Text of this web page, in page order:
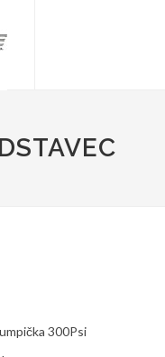
300Psi